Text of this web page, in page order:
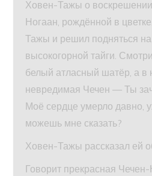
Ховен-Тажы о
Ногаан, рождённой в
Тажы и решил подняться
высокогорной тайги.
белый атласный шатёр, а в
невредимая Чечен — Ты
Моё сердце умерло давно,
можешь мне сказать?
Ховен-Тажы рассказал ей
Говорит прекрасная